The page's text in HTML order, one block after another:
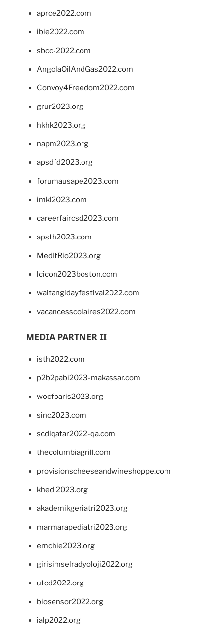
aprce2022.com
ibie2022.com
sbcc-2022.com
AngolaOilAndGas2022.com
Convoy4Freedom2022.com
grur2023.org
hkhk2023.org
napm2023.org
apsdfd2023.org
forumausape2023.com
imkl2023.com
careerfaircsd2023.com
apsth2023.com
MedItRio2023.org
lcicon2023boston.com
waitangidayfestival2022.com
vacancesscolaires2022.com
MEDIA PARTNER II
isth2022.com
p2b2pabi2023-makassar.com
wocfparis2023.org
sinc2023.com
scdlqatar2022-qa.com
thecolumbiagrill.com
provisionscheeseandwineshoppe.com
khedi2023.org
akademikgeriatri2023.org
marmarapediatri2023.org
emchie2023.org
girisimselradyoloji2022.org
utcd2022.org
biosensor2022.org
ialp2022.org